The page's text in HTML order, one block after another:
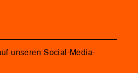
unseren Social-Media-